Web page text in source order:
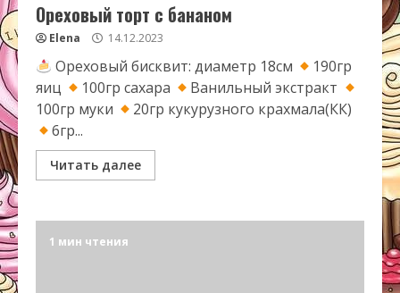
Ореховый торт с бананом
Elena 14.12.2023
Ореховый бисквит: диаметр 18см
190гр
яиц
100гр сахара
Ванильный экстракт
100гр муки
20гр кукурузного крахмала(КК)
6гр...
Читать далее
1 мин чтения